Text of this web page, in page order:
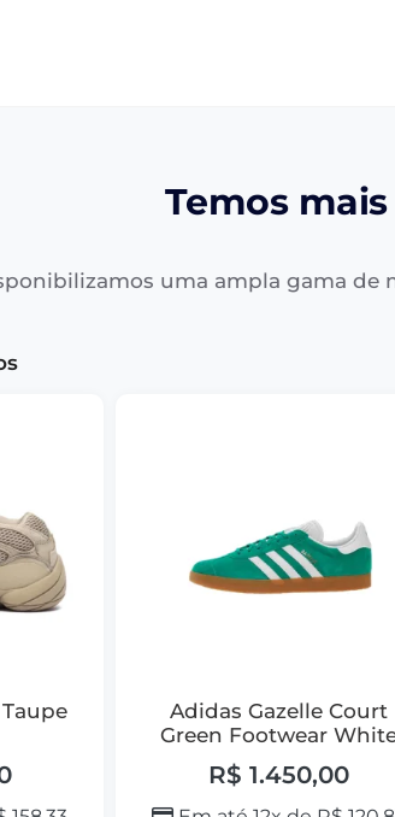
Temos
uma ampla gama de
Adidas Gazelle Court
Green Footwear
R$ 1.450,00